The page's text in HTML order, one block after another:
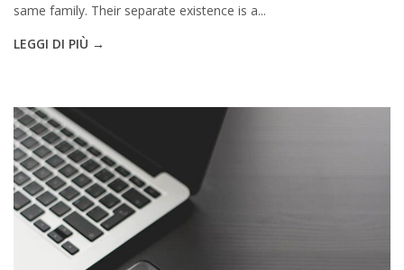
same family. Their separate existence is a...
LEGGI DI PIÙ →